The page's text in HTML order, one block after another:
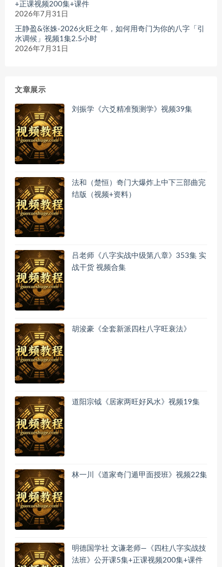
+正课视频200集+课件
2026年7月31日
王静盈&张姝-2026火旺之年，如何用奇门为你的八字「引
水调候」视频1集2.5小时
2026年7月31日
文章展示
刘振学《六爻精准预测学》视频39集
法和（楚恒）奇门大爆炸上中下三部曲完
结版（视频+资料）
吕老师《八字实战中级第八章》353集 实
战干货 视频合集
胡浚豪《全套新派四柱八字旺衰法》
道阳宗钺《居家两旺好风水》视频19集
林一川《道家奇门遁甲面授班》视频22集
明德国学社 文谦老师—《四柱八字实战技
法班》公开课5集+正课视频200集+课件